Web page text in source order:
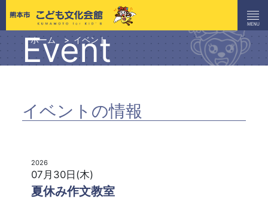
ホーム イベント
Event
イベントの情報
2026
07月30日(木)
夏休み作文教室